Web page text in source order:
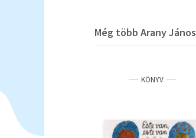
Még több Arany János
KÖNYV